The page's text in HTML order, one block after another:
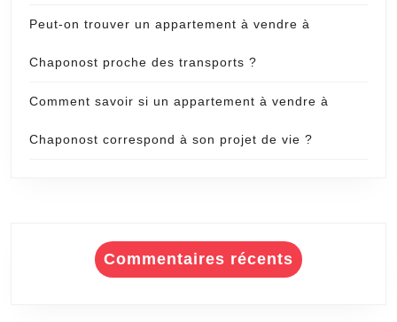
Peut-on trouver un appartement à vendre à
Chaponost proche des transports ?
Comment savoir si un appartement à vendre à
Chaponost correspond à son projet de vie ?
Commentaires récents